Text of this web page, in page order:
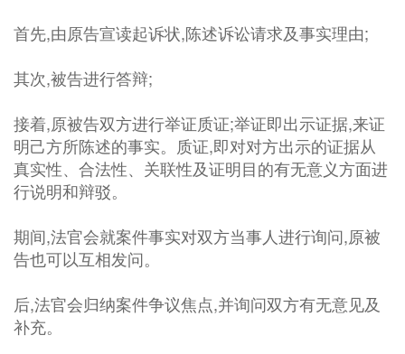
首先,由原告宣读起诉状,陈述诉讼请求及事实理由;
其次,被告进行答辩;
接着,原被告双方进行举证质证;举证即出示证据,来证
明己方所陈述的事实。质证,即对对方出示的证据从
真实性、合法性、关联性及证明目的有无意义方面进
行说明和辩驳。
期间,法官会就案件事实对双方当事人进行询问,原被
告也可以互相发问。
后,法官会归纳案件争议焦点,并询问双方有无意见及
补充。